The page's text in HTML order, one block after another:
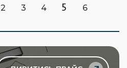
2 3 4 5 6